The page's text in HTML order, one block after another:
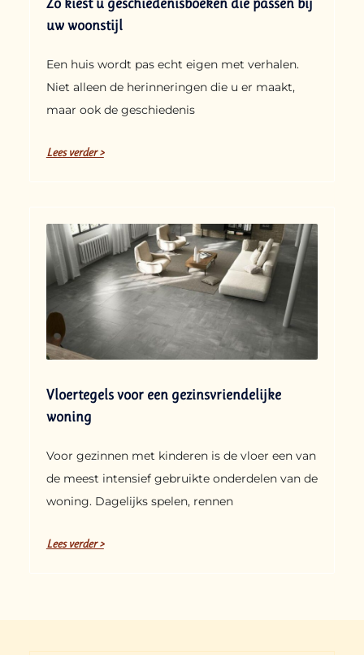
uw woonstijl
Een huis wordt pas echt eigen met verhalen.
Niet alleen de herinneringen die u er maakt,
maar ook de geschiedenis
Lees verder >
Vloertegels voor een gezinsvriendelijke
woning
Voor gezinnen met kinderen is de vloer een van
de meest intensief gebruikte onderdelen van de
woning. Dagelijks spelen, rennen
Lees verder >